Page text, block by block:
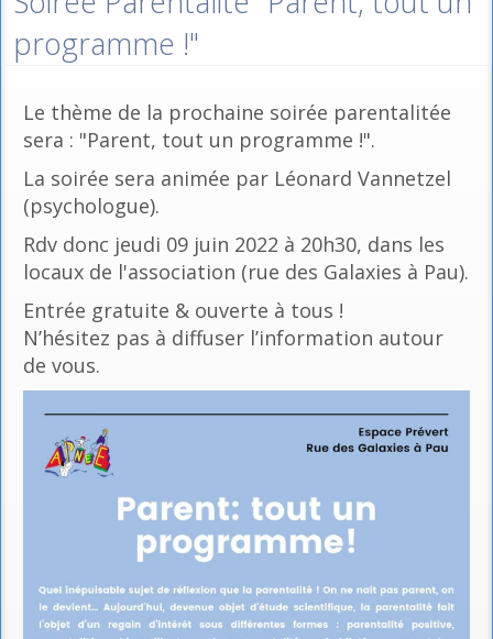
programme !"
Le thème de la prochaine soirée parentalitée
sera : "Parent, tout un programme !".
La soirée sera animée par Léonard Vannetzel
(psychologue).
Rdv donc jeudi 09 juin 2022 à 20h30, dans les
locaux de l'association (rue des Galaxies à Pau).
Entrée gratuite & ouverte à tous !
N’hésitez pas à diffuser l’information autour
de vous.